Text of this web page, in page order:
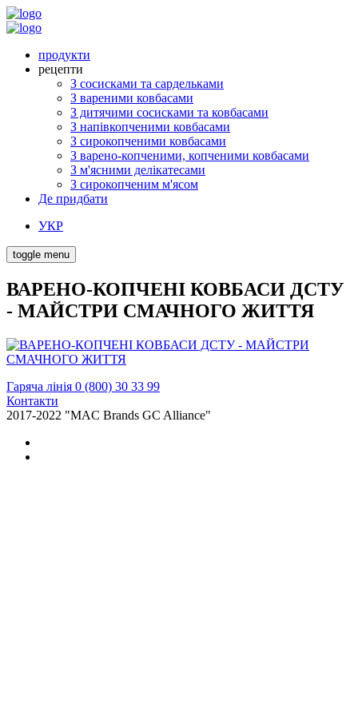
продукти
рецепти
З сосисками та сардельками
З вареними ковбасами
З дитячими сосисками та ковбасами
З напівкопченими ковбасами
З сирокопченими ковбасами
З варено-копченими, копченими ковбасами
З м'ясними делікатесами
З сирокопченим м'ясом
Де придбати
УКР
toggle menu
ВАРЕНО-КОПЧЕНІ КОВБАСИ ДСТУ
- МАЙСТРИ СМАЧНОГО ЖИТТЯ
Гаряча лінія 0 (800) 30 33 99
Контакти
2017-2022 "MAC Brands GC Alliance"